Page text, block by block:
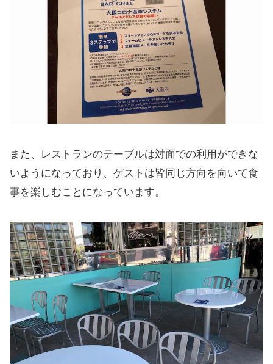
また、レストランのテーブルは対面での利用ができな
いようになっており、ゲストは皆同じ方向を向いて食
事を楽しむことになっています。